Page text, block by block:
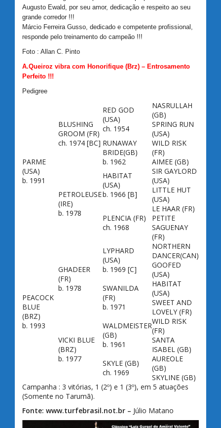
Augusto Ewald, por seu amor, dedicação e respeito ao seu
grande corredor !!!
Márcio Ferreira Gusso, dedicado e competente profissional,
responde pelo treinamento do campeão !!!
Foto : Allan C. Pinto
A.Queiroz vibra com Honorifique (Brz) – Entrosamento
Perfeito !!!
Pedigree
PARME
(USA)
b. 1991
BLUSHING
GROOM (FR)
ch. 1974 [BC]
RED GOD
(USA)
ch. 1954
NASRULLAH
(GB)
SPRING RUN
(USA)
RUNAWAY
BRIDE(GB)
b. 1962
WILD RISK
(FR)
AIMEE (GB)
PETROLEUSE
(IRE)
b. 1978
HABITAT
(USA)
b. 1966 [B]
SIR GAYLORD
(USA)
LITTLE HUT
(USA)
PLENCIA (FR)
ch. 1968
LE HAAR (FR)
PETITE
SAGUENAY
(FR)
PEACOCK
BLUE
(BRZ)
b. 1993
GHADEER
(FR)
b. 1978
LYPHARD
(USA)
b. 1969 [C]
NORTHERN
DANCER(CAN)
GOOFED
(USA)
SWANILDA
(FR)
b. 1971
HABITAT
(USA)
SWEET AND
LOVELY (FR)
VICKI BLUE
(BRZ)
b. 1977
WALDMEISTER
(GB)
b. 1961
WILD RISK
(FR)
SANTA
ISABEL (GB)
SKYLE (GB)
ch. 1969
AUREOLE
(GB)
SKYLINE (GB)
Campanha : 3 vitórias, 1 (2º) e 1 (3º), em 5 atuações
(Somente no Tarumã).
Fonte: www.turfebrasil.not.br – Júlio Matano